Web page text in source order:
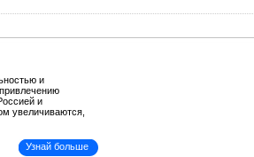
и
и
увеличиваются,
Узнай больше